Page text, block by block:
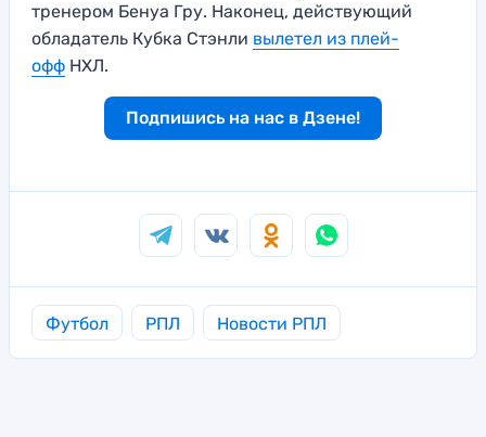
тренером Бенуа Гру. Наконец, действующий
обладатель Кубка Стэнли вылетел из плей-
офф НХЛ.
Подпишись на нас в Дзене!
Футбол РПЛ Новости РПЛ